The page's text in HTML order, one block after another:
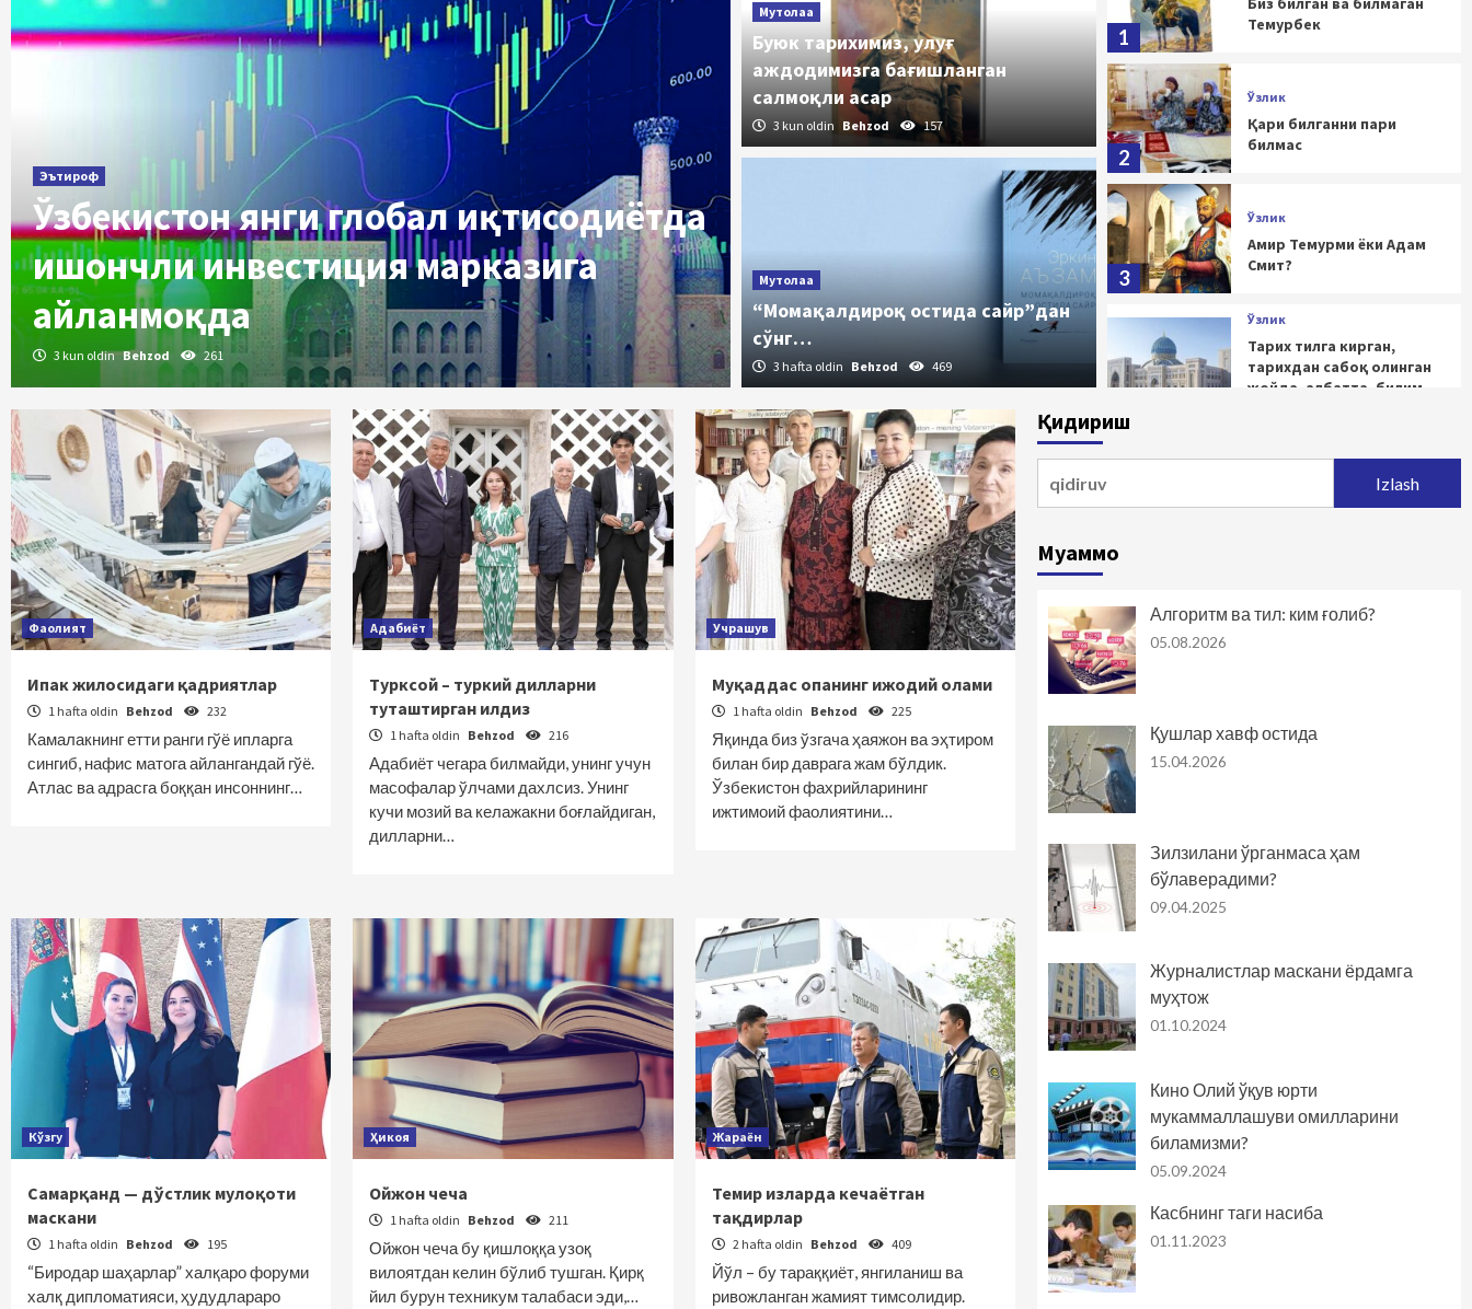
Эътироф
Ўзбекистон янги глобал иқтисодиётда
ишончли инвестиция марказига
айланмоқда
3 kun oldin Behzod 261
Таассуф
90 йиллик нашрнинг маёғи сўндими?
Мутолаа
Буюк тарихимиз, улуғ
аждодимизга бағишланган
салмоқли асар
3 kun oldin Behzod 157
Мутолаа
“Момақалдироқ остида сайр”дан
сўнг…
3 hafta oldin Behzod 469
1
Темурбек
2
Ўзлик
Қари билганни пари
билмас
3
Ўзлик
Амир Темурми ёки Адам
Смит?
Ўзлик
Тарих тилга кирган,
тарихдан сабоқ олинган
жойда, албатта, билим
Буюк Темур – Европа
1
2
Ўзлик
3
Ўзлик
Амир Темурми ёки Адам
4
Тарих тилга кирган,
Фаолият
Ипак жилосидаги қадриятлар
1 hafta oldin Behzod 232
Камалакнинг етти ранги гўё ипларга
сингиб, нафис матога айлангандай гўё.
Атлас ва адрасга боққан инсоннинг…
Адабиёт
Турксой – туркий дилларни
туташтирган илдиз
1 hafta oldin Behzod 216
Адабиёт чегара билмайди, унинг учун
масофалар ўлчами дахлсиз. Унинг
кучи мозий ва келажакни боғлайдиган,
дилларни…
Учрашув
Муқаддас опанинг ижодий олами
1 hafta oldin Behzod 225
Яқинда биз ўзгача ҳаяжон ва эҳтиром
билан бир даврага жам бўлдик.
Ўзбекистон фахрийларининг
ижтимоий фаолиятини…
Кўзгу
Самарқанд — дўстлик мулоқоти
маскани
1 hafta oldin Behzod 195
“Биродар шаҳарлар” халқаро форуми
халқ дипломатияси, ҳудудлараро
Ҳикоя
Ойжон чеча
1 hafta oldin Behzod 211
Ойжон чеча бу қишлоққа узоқ
вилоятдан келин бўлиб тушган. Қирқ
йил бурун техникум талабаси эди,…
Жараён
Темир изларда кечаётган
тақдирлар
2 hafta oldin Behzod 409
Йўл – бу тараққиёт, янгиланиш ва
ривожланган жамият тимсолидир.
Қидириш
Муаммо
Алгоритм ва тил: ким ғолиб?
05.08.2026
Қушлар хавф остида
15.04.2026
Зилзилани ўрганмаса ҳам
бўлаверадими?
09.04.2025
Журналистлар маскани ёрдамга
муҳтож
01.10.2024
Кино Олий ўқув юрти
мукаммаллашуви омилларини
биламизми?
05.09.2024
Касбнинг таги насиба
01.11.2023